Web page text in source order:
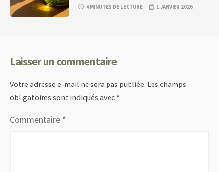
4 MINUTES DE LECTURE 1 JANVIER 2026
Laisser un commentaire
Votre adresse e-mail ne sera pas publiée. Les champs
obligatoires sont indiqués avec *
Commentaire *